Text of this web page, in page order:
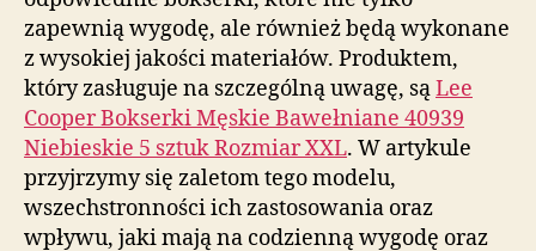
zapewnią wygodę, ale również będą wykonane
z wysokiej jakości materiałów. Produktem,
który zasługuje na szczególną uwagę, sąLee
Cooper Bokserki Męskie Bawełniane 40939
Niebieskie 5 sztuk Rozmiar XXL. W artykule
przyjrzymy się zaletom tego modelu,
wszechstronności ich zastosowania oraz
wpływu, jaki mają na codzienną wygodę oraz